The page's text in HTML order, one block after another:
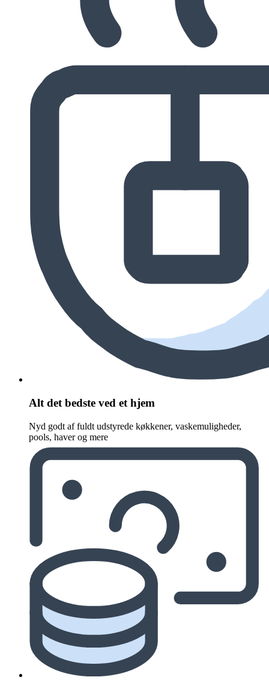
Alt det bedste ved et hjem
Nyd godt af fuldt udstyrede køkkener, vaskemuligheder,
pools, haver og mere